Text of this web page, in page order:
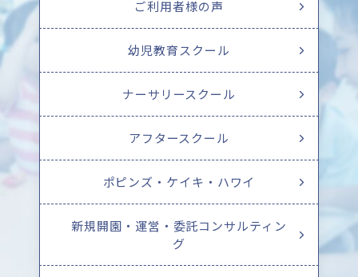
ご利用者様の声
幼児教育スクール
ナーサリースクール
アフタースクール
ポピンズ・ケイキ・ハワイ
新規開園・運営・委託コンサルティン
グ